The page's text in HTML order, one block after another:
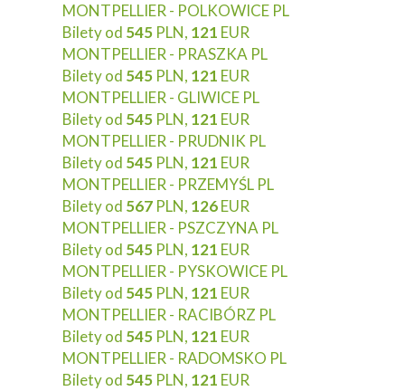
MONTPELLIER - POLKOWICE PL
Bilety od 545 PLN, 121 EUR
MONTPELLIER - PRASZKA PL
Bilety od 545 PLN, 121 EUR
MONTPELLIER - GLIWICE PL
Bilety od 545 PLN, 121 EUR
MONTPELLIER - PRUDNIK PL
Bilety od 545 PLN, 121 EUR
MONTPELLIER - PRZEMYŚL PL
Bilety od 567 PLN, 126EUR
MONTPELLIER - PSZCZYNA PL
Bilety od 545 PLN, 121 EUR
MONTPELLIER - PYSKOWICE PL
Bilety od 545 PLN, 121 EUR
MONTPELLIER - RACIBÓRZ PL
Bilety od 545 PLN, 121 EUR
MONTPELLIER - RADOMSKO PL
Bilety od 545 PLN, 121 EUR